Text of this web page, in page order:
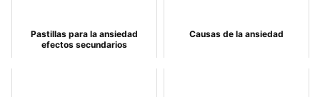
Pastillas para la ansiedad
efectos secundarios
Causas de la ansiedad